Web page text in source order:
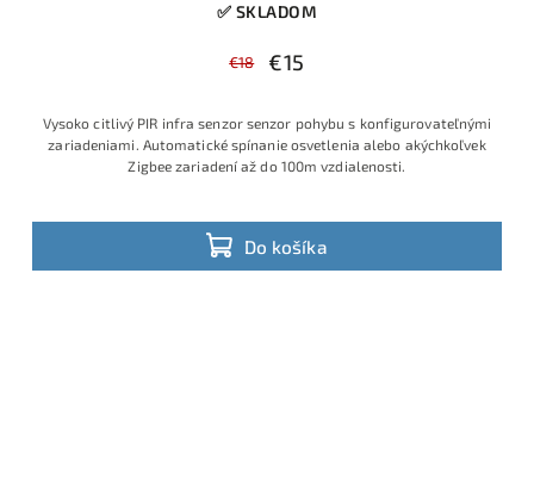
✅ SKLADOM
€18 €15
Do košíka
Vysoko citlivý PIR infra senzor senzor pohybu s konfigurovateľnými
zariadeniami. Automatické spínanie osvetlenia alebo akýchkoľvek
Zigbee zariadení až do 100m vzdialenosti.